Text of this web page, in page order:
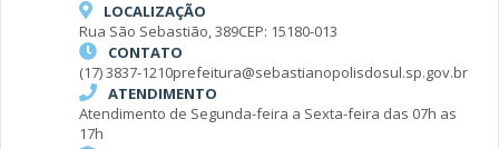
LOCALIZAÇÃO
Rua São Sebastião, 389CEP: 15180-013
CONTATO
(17) 3837-1210prefeitura@sebastianopolisdosul.sp.gov.br
ATENDIMENTO
Atendimento de Segunda-feira a Sexta-feira das 07h as
17h